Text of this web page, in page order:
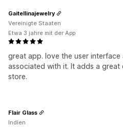
great app. love the user interface
associated with it. It adds a
store.
Gaitellinajewelry
Vereinigte Staaten
Etwa 3 jahre mit der App
Flair Glass
Indien